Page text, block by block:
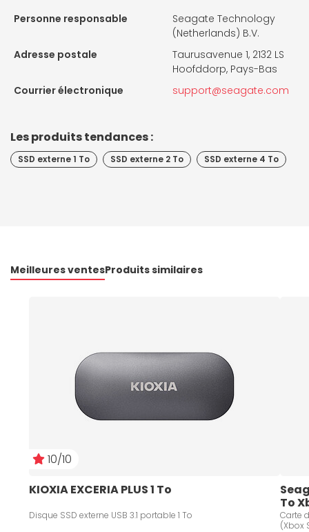
Personne responsable
Seagate Technology
(Netherlands) B.V.
Adresse postale
Taurusavenue 1, 2132 LS
Hoofddorp, Pays-Bas
Courrier électronique
support@seagate.com
Les produits tendances :
SSD externe 1 To SSD externe 2 To SSD externe 4 To
Meilleures ventesProduits similaires
10/10
KIOXIA EXCERIA PLUS 1 To
Disque SSD externe USB 3.1 portable 1 To
To
Carte
(Xbox